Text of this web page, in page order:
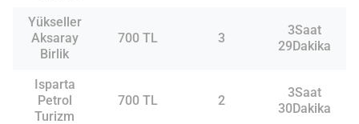
Yükseller
Aksaray
Birlik
700 TL 3
3Saat
29Dakika
Isparta
Petrol
Turizm
700 TL 2
3Saat
30Dakika